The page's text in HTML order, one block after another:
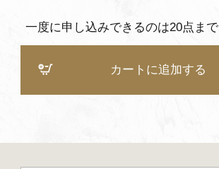
一度に申し込みできるのは20点まで
カートに追加する